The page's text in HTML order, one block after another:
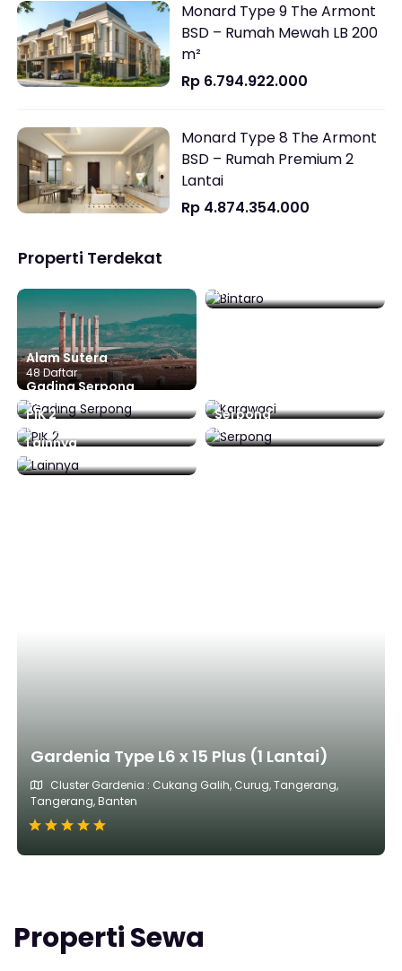
Monard Type 9 The Armont
BSD – Rumah Mewah LB 200
m²
Rp 6.794.922.000
Monard Type 8 The Armont
BSD – Rumah Premium 2
Lantai
Rp 4.874.354.000
Properti Terdekat
Alam Sutera
48 Daftar
16 Daftar
Gading Serpong
212 Daftar 0 Daftar
PIK 2
0 Daftar
Serpong
15 Daftar
Lainnya
92 Daftar
Gardenia Type L6 x 15 Plus (1 Lantai)
Cluster Gardenia : Cukang Galih, Curug, Tangerang,
Tangerang, Banten
Properti Sewa